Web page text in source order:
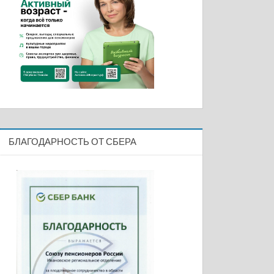
БЛАГОДАРНОСТЬ ОТ СБЕРА